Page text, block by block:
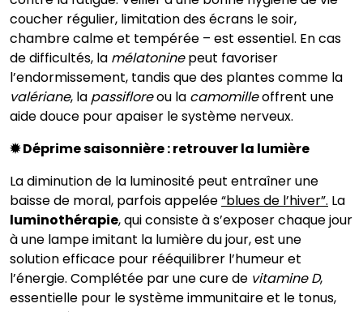
coucher régulier, limitation des écrans le soir,
chambre calme et tempérée – est essentiel. En cas
de difficultés, la mélatoninepeut favoriser
l’endormissement, tandis que des plantes comme la
valériane, la passifloreou la camomilleoffrent une
aide douce pour apaiser le système nerveux.
✹ Déprime saisonnière : retrouver la lumière
La diminution de la luminosité peut entraîner une
baisse de moral, parfois appelée“blues de l’hiver”. La
luminothérapie, qui consiste à s’exposer chaque jour
à une lampe imitant la lumière du jour, est une
solution efficace pour rééquilibrer l’humeur et
l’énergie. Complétée par une cure de vitamine D,
essentielle pour le système immunitaire et le tonus,